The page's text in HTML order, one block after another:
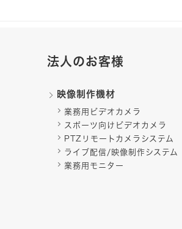
法人のお客様
映像制作機材
業務用ビデオカメラ
スポーツ向けビデオカメラ
PTZリモートカメラシステム
ライブ配信/映像制作システム
業務用モニター